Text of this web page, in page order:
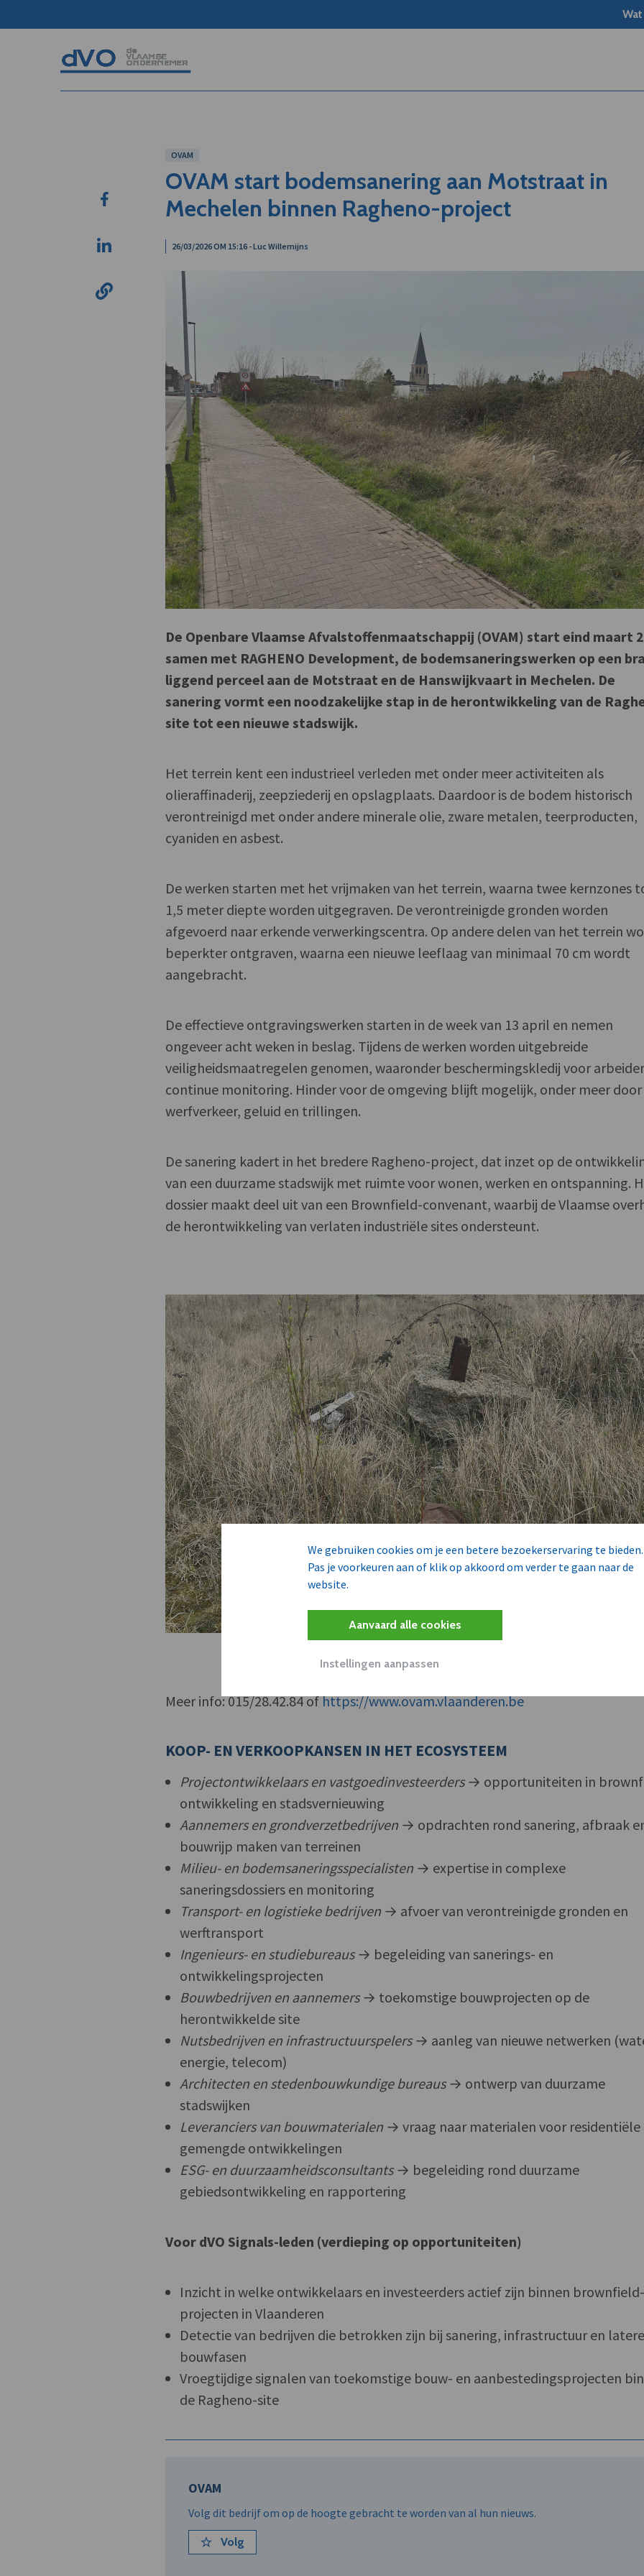
We gebruiken cookies om je een betere bezoekerservaring te bieden.
Pas je voorkeuren aan of klik op akkoord om verder te gaan naar de
website.
Aanvaard alle cookies
Instellingen aanpassen
OVAM
OVAM start bodemsanering aan Motstraat in
Mechelen binnen Ragheno-project
26/03/2026 OM 15:16 - Luc Willemijns
De Openbare Vlaamse Afvalstoffenmaatschappij (OVAM) start eind maart
samen met RAGHENO Development, de bodemsaneringswerken op een
liggend perceel aan de Motstraat en de Hanswijkvaart in Mechelen. De
sanering vormt een noodzakelijke stap in de herontwikkeling van de
site tot een nieuwe stadswijk.
Het terrein kent een industrieel verleden met onder meer activiteiten als
olieraffinaderij, zeepziederij en opslagplaats. Daardoor is de bodem historisch
verontreinigd met onder andere minerale olie, zware metalen, teerproducten,
cyaniden en asbest.
De werken starten met het vrijmaken van het terrein, waarna twee kernzones
1,5 meter diepte worden uitgegraven. De verontreinigde gronden worden
afgevoerd naar erkende verwerkingscentra. Op andere delen van het terrein
beperkter ontgraven, waarna een nieuwe leeflaag van minimaal 70 cm wordt
aangebracht.
De effectieve ontgravingswerken starten in de week van 13 april en nemen
ongeveer acht weken in beslag. Tijdens de werken worden uitgebreide
veiligheidsmaatregelen genomen, waaronder beschermingskledij voor
continue monitoring. Hinder voor de omgeving blijft mogelijk, onder meer door
werfverkeer, geluid en trillingen.
De sanering kadert in het bredere Ragheno-project, dat inzet op de
van een duurzame stadswijk met ruimte voor wonen, werken en ontspanning.
dossier maakt deel uit van een Brownfield-convenant, waarbij de Vlaamse
de herontwikkeling van verlaten industriële sites ondersteunt.
Meer info: 015/28.42.84 ofhttps://www.ovam.vlaanderen.be
KOOP- EN VERKOOPKANSEN IN HET ECOSYSTEEM
Projectontwikkelaars en vastgoedinvesteerders→ opportuniteiten in
ontwikkeling en stadsvernieuwing
Aannemers en grondverzetbedrijven → opdrachten rond sanering, afbraak
bouwrijp maken van terreinen
Milieu- en bodemsaneringsspecialisten → expertise in complexe
saneringsdossiers en monitoring
Transport- en logistieke bedrijven → afvoer van verontreinigde gronden en
werftransport
Ingenieurs- en studiebureaus→ begeleiding van sanerings- en
ontwikkelingsprojecten
Bouwbedrijven en aannemers→ toekomstige bouwprojecten op de
herontwikkelde site
Nutsbedrijven en infrastructuurspelers→ aanleg van nieuwe netwerken
energie, telecom)
Architecten en stedenbouwkundige bureaus→ ontwerp van duurzame
stadswijken
Leveranciers van bouwmaterialen → vraag naar materialen voor residentiële
gemengde ontwikkelingen
ESG- en duurzaamheidsconsultants→ begeleiding rond duurzame
gebiedsontwikkeling en rapportering
Voor dVO Signals-leden (verdieping op opportuniteiten)
Inzicht in welke ontwikkelaars en investeerders actief zijn binnen brownfield-
projecten in Vlaanderen
Detectie van bedrijven die betrokken zijn bij sanering, infrastructuur en latere
bouwfasen
Vroegtijdige signalen van toekomstige bouw- en aanbestedingsprojecten
de Ragheno-site
OVAM
Volg dit bedrijf om op de hoogte gebracht te worden van al hun nieuws.
Volg